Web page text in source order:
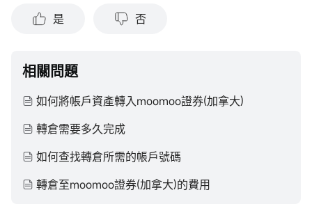
是 否
相關問題
如何將帳戶資產轉入moomoo證券(加拿大)
轉倉需要多久完成
如何查找轉倉所需的帳戶號碼
轉倉至moomoo證券(加拿大)的費用